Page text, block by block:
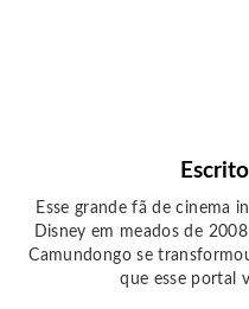
Esse grande fã de cinema
Disney em meados de
Camundongo se
que esse portal